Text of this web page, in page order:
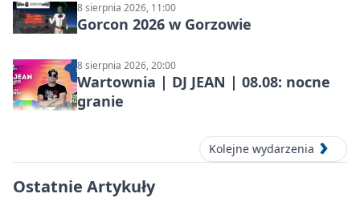
8 sierpnia 2026, 11:00
Gorcon 2026 w Gorzowie
8 sierpnia 2026, 20:00
Wartownia | DJ JEAN | 08.08: nocne
granie
Kolejne wydarzenia
Ostatnie Artykuły